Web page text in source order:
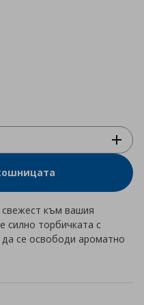
към вашия
силно торбичката с
се освободи ароматно